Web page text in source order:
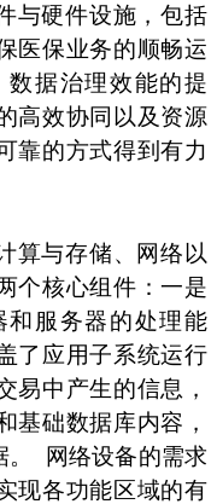
与硬件设施，包括
医保业务的顺畅运
据治理效能的提
高效协同以及资源
靠的方式得到有力
算与存储、网络以
个核心组件：一是
和服务器的处理能
了应用子系统运行
易中产生的信息，
基础数据库内容，
网络设备的需求
现各功能区域的有